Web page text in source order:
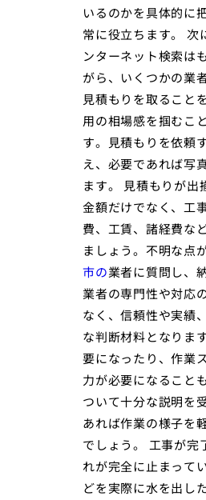
いるのかを具体的に
常に役立ちます。 次
ンターネット検索は
がら、いくつかの業
見積もりを取ること
用の相場感を掴むこ
す。見積もりを依頼
え、必要であれば写
ます。 見積もりが
金額だけでなく、工
費、工賃、諸経費な
ましょう。不明な点
市の業者に質問し、
業者の専門性や対応
なく、信頼性や実績
な判断材料となりま
要になったり、作業
力が必要になること
ついて十分な説明を
あれば作業の様子を
でしょう。 工事が完
れが完全に止まって
どを実際に水を出し